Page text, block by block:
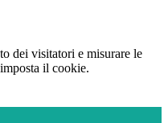
dei visitatori e misurare le
il cookie.